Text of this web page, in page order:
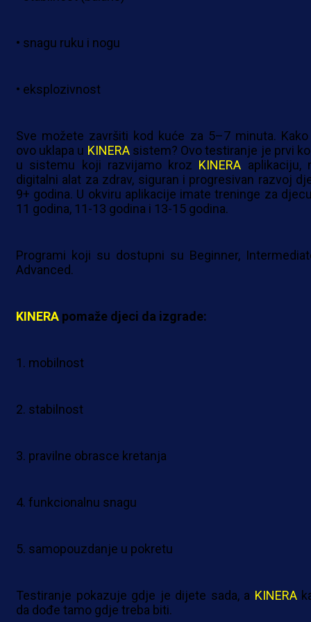
• snagu ruku i nogu
• eksplozivnost
Sve možete završiti kod kuće za 5–7 minuta.
ovo uklapa u KINERAsistem? Ovo testiranje je prvi
u sistemu koji razvijamo kroz KINERA aplikaciju,
digitalni alat za zdrav, siguran i progresivan razvoj
9+ godina. U okviru aplikacije imate treninge za
11 godina, 11-13 godina i 13-15 godina.
Programi koji su dostupni su Beginner,
Advanced.
KINERA pomaže djeci da izgrade:
1. mobilnost
2. stabilnost
3. pravilne obrasce kretanja
4. funkcionalnu snagu
5. samopouzdanje u pokretu
Testiranje pokazuje gdje je dijete sada, a KINERA
da dođe tamo gdje treba biti.